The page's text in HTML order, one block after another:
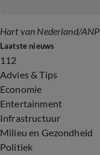
Hart van Nederland/ANP
Laatste nieuws
112
Advies & Tips
Economie
Entertainment
Infrastructuur
Milieu en Gezondheid
Politiek